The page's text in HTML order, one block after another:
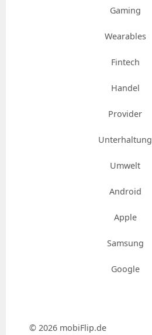
Gaming
Wearables
Fintech
Handel
Provider
Unterhaltung
Umwelt
Android
Apple
Samsung
Google
© 2026 mobiFlip.de